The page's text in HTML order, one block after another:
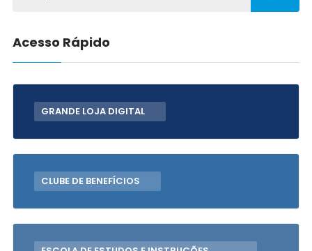
Acesso Rápido
GRANDE LOJA DIGITAL
CLUBE DE BENEFÍCIOS